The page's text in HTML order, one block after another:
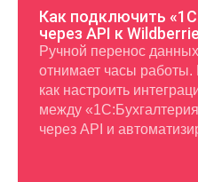
Как подключить
через API к
Ручной перенос
отнимает часы работы.
как настроить
между
через API и